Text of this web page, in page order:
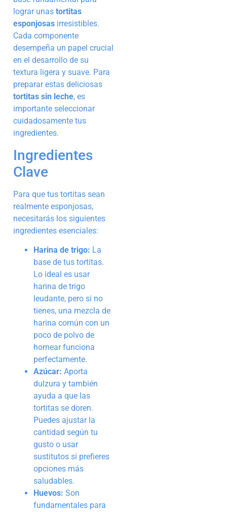
lograr unas tortitas
esponjosas irresistibles.
Cada componente
desempeña un papel crucial
en el desarrollo de su
textura ligera y suave. Para
preparar estas deliciosas
tortitas sin leche, es
importante seleccionar
cuidadosamente tus
ingredientes.
Ingredientes
Clave
Para que tus tortitas sean
realmente esponjosas,
necesitarás los siguientes
ingredientes esenciales:
Harina de trigo: La
base de tus tortitas.
Lo ideal es usar
harina de trigo
leudante, pero si no
tienes, una mezcla de
harina común con un
poco de polvo de
hornear funciona
perfectamente.
Azúcar: Aporta
dulzura y también
ayuda a que las
tortitas se doren.
Puedes ajustar la
cantidad según tu
gusto o usar
sustitutos si prefieres
opciones más
saludables.
Huevos: Son
fundamentales para